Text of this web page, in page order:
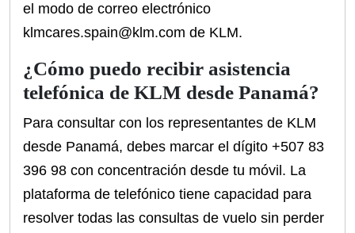
el modo de correo electrónico
klmcares.spain@klm.com de KLM.
¿Cómo puedo recibir asistencia
telefónica de KLM desde Panamá?
Para consultar con los representantes de KLM
desde Panamá, debes marcar el dígito +507 83
396 98 con concentración desde tu móvil. La
plataforma de telefónico tiene capacidad para
resolver todas las consultas de vuelo sin perder